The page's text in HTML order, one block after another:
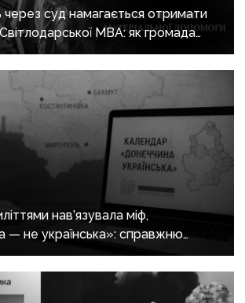
суд намагається отримати
МВА: як громада
до влади
нав’язувала міф,
— не українська»: справжню
зберуть в унікальному календарі